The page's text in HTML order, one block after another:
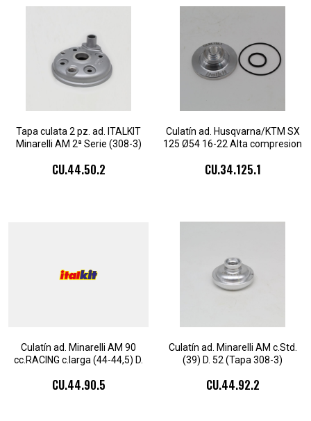
Tapa culata 2 pz. ad. ITALKIT
Minarelli AM 2ª Serie (308-3)
CU.44.50.2
Culatín ad. Husqvarna/KTM SX
125 Ø54 16-22 Alta compresion
CU.34.125.1
Culatín ad. Minarelli AM 90
cc.RACING c.larga (44-44,5) D.
CU.44.90.5
Culatín ad. Minarelli AM c.Std.
(39) D. 52 (Tapa 308-3)
CU.44.92.2